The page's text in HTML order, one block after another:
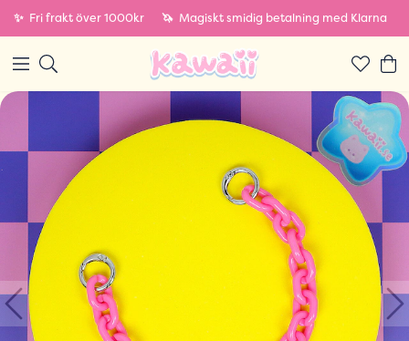
✨ Fri frakt över 1000kr 🦄 Magiskt smidig betalning med Klarna